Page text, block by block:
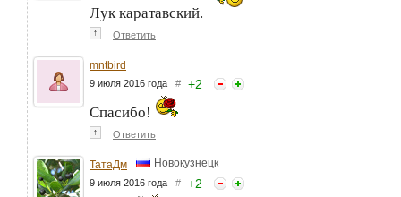
Лук каратавский.
↑ Ответить
mntbird
9 июля 2016 года # +2
Спасибо!
↑ Ответить
ТатаДм Новокузнецк
9 июля 2016 года # +2